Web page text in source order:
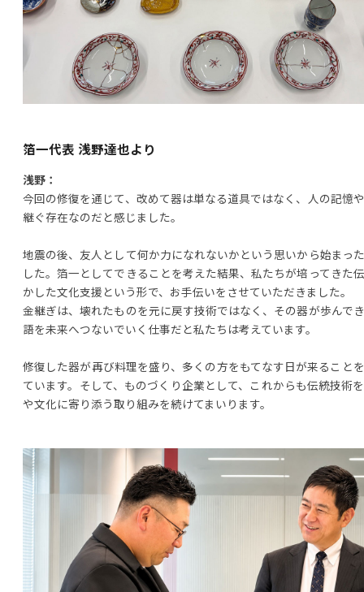
箔一代表 浅野達也より
浅野：
今回の修復を通じて、改めて器は単なる道具ではなく、人の記憶
継ぐ存在なのだと感じました。
地震の後、友人として何か力になれないかという思いから始まっ
した。箔一としてできることを考えた結果、私たちが培ってきた
かした文化支援という形で、お手伝いをさせていただきました。
金継ぎは、壊れたものを元に戻す技術ではなく、その器が歩んで
語を未来へつないでいく仕事だと私たちは考えています。
修復した器が再び料理を盛り、多くの方をもてなす日が来ること
ています。そして、ものづくり企業として、これからも伝統技術
や文化に寄り添う取り組みを続けてまいります。